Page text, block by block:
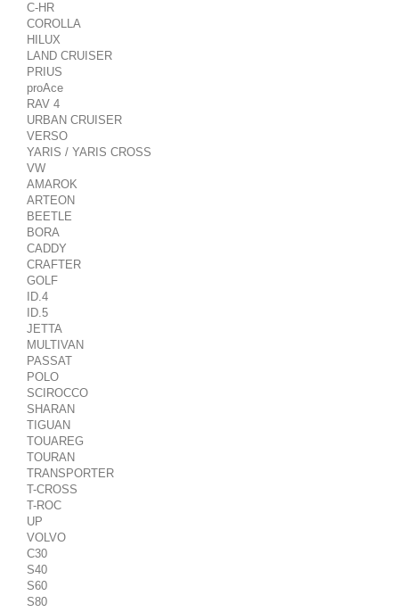
C-HR
COROLLA
HILUX
LAND CRUISER
PRIUS
proAce
RAV 4
URBAN CRUISER
VERSO
YARIS / YARIS CROSS
VW
AMAROK
ARTEON
BEETLE
BORA
CADDY
CRAFTER
GOLF
ID.4
ID.5
JETTA
MULTIVAN
PASSAT
POLO
SCIROCCO
SHARAN
TIGUAN
TOUAREG
TOURAN
TRANSPORTER
T-CROSS
T-ROC
UP
VOLVO
C30
S40
S60
S80